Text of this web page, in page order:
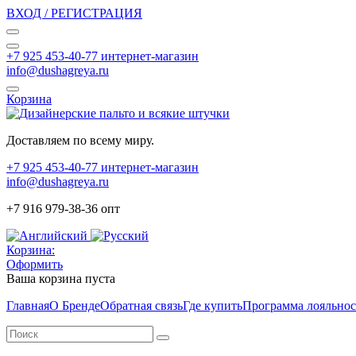
ВХОД / РЕГИСТРАЦИЯ
+7 925 453-40-77 интернет-магазин
info@dushagreya.ru
Корзина
Доставляем по всему миру.
+7 925 453-40-77 интернет-магазин
info@dushagreya.ru
+7 916 979-38-36 опт
Корзина:
Оформить
Ваша корзина пуста
ГлавнаяО БрендеОбратная связьГде купитьПрограмма